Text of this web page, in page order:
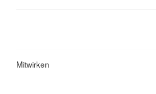
Mitwirken